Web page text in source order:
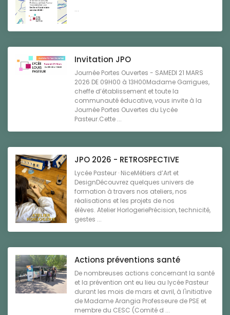
...
Invitation JPO
Journée Portes Ouvertes - SAMEDI 21 MARS
2026 DE 09H00 à 13H00Madame Garrigues,
cheffe d’établissement et toute la
communauté éducative, vous invite à la
Journée Portes Ouvertes du Lycée
Pasteur.Cette ...
JPO 2026 - RETROSPECTIVE
Lycée Pasteur · NiceMétiers d’Art et
DesignDécouvrez quelques univers de
formation à travers nos ateliers, nos
réalisations et les projets de nos
élèves. Atelier HorlogeriePrécision, technicité,
gestes ...
Actions préventions santé
De nombreuses actions concernant la santé
et la prévention ont eu lieu au lycée Pasteur
durant les mois de mars et avril, à l'initiative
de Madame Arangia Professeure de PSE et
membre du CESC (Comité d ...